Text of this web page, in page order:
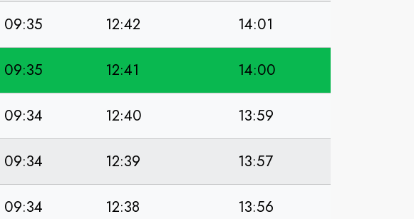
09:35 12:42 14:01
09:35 12:41 14:00
09:34 12:40 13:59
09:34 12:39 13:57
09:34 12:38 13:56